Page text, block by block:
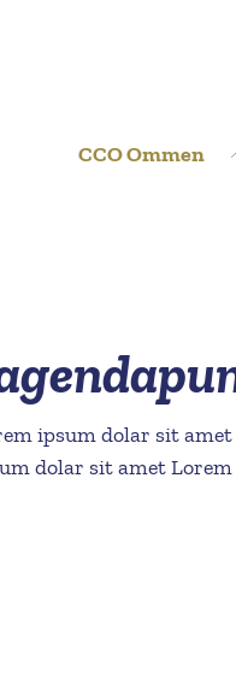
CCO Ommen
ipsum dolar sit
dolar sit amet